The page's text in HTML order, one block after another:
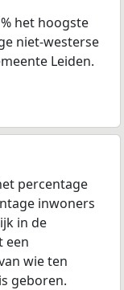
het hoogste
niet-westerse
Leiden.
percentage
inwoners
in de
een
wie ten
geboren.